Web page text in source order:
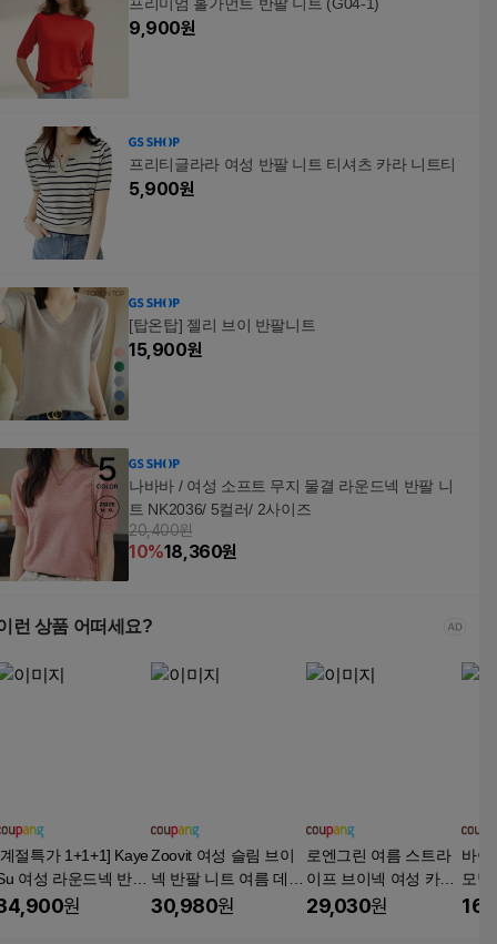
9,900원
프리티글라라 여성 반팔 니트 티셔츠 카라 니트티
5,900원
[탑온탑] 젤리 브이 반팔니트
15,900원
나바바 / 여성 소프트 무지 물결 라운드넥 반팔 니
트 NK2036/ 5컬러/ 2사이즈
20,400원
10%18,360원
런 상품 어떠세요?
절특가 1+1+1] Kaye
여성 라운드넥 반팔
트 가디건 케쥬얼 오
원
Zoovit 여성 슬림 브이
넥 반팔 니트 여름 데일
리 니트 반팔티
30,980원
로엔그린 여름 스트라
이프 브이넥 여성 카라
반팔 니트티 1+1 FF00
29,030원
바이
모달
니트